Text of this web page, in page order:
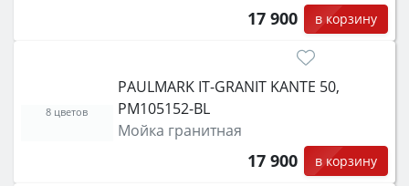
17 900 в корзину
PAULMARK IT-GRANIT KANTE 50,
PM105152-BL
Мойка гранитная
17 900 в корзину
8 цветов